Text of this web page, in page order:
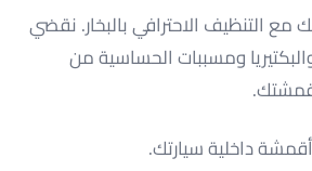
مع التنظيف الاحترافي بالبخار. نقضي
ومسببات الحساسية من
داخلية سيارتك.